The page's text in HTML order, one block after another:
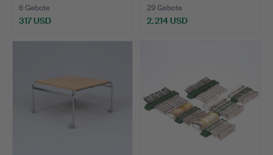
6 Gebote
317 USD
29 Gebote
2.214 USD